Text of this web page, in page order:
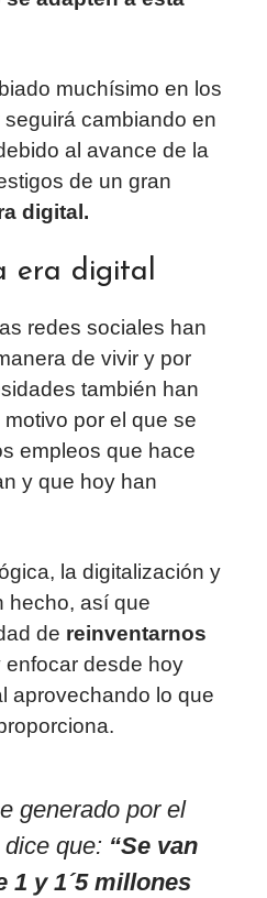
muchísimo en los
cambiando en
al avance de la
de un gran
digital.
era digital
redes sociales han
de vivir y por
también han
por el que se
empleos que hace
y que hoy han
la digitalización y
hecho, así que
de reinventarnos
enfocar desde hoy
aprovechando lo que
generado por el
que: “Se van
1 y 1´5 millones